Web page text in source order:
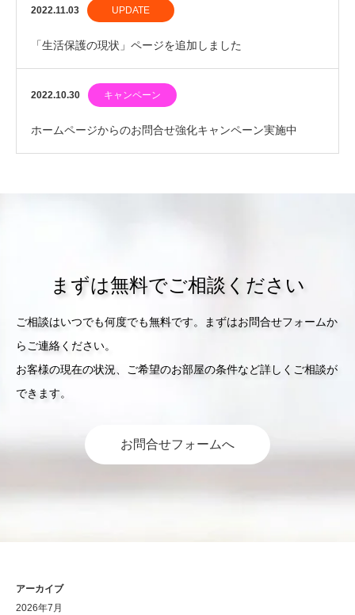
2022.11.03 UPDATE
「生活保護の現状」ページを追加しました
2022.10.30 キャンペーン
ホームページからのお問合せ強化キャンペーン実施中
まずは無料でご相談ください
ご相談はいつでも何度でも無料です。まずはお問合せフォームか
らご連絡ください。
お客様の現在の状況、ご希望のお部屋の条件など詳しくご相談が
できます。
お問合せフォームへ
アーカイブ
2026年7月